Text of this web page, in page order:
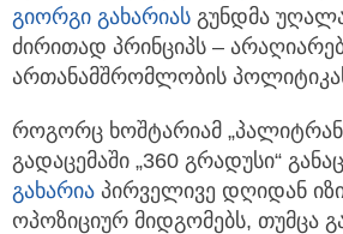
გიორგი გახარიას გუნდმა
ძირითად პრინციპს –
ართანამშრომლობის
როგორც ხოშტარიამ
გადაცემაში „360 გრადუსი“
გახარია პირველივე დღიდან
ოპოზიციურ მიდგომებს, თუმცა